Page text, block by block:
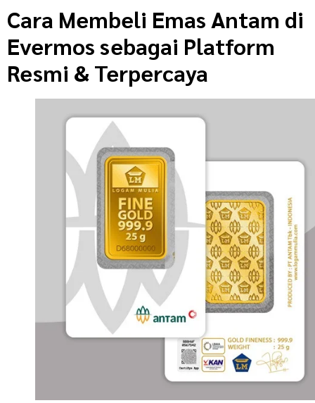
Cara Membeli Emas Antam di
Evermos sebagai Platform
Resmi & Terpercaya